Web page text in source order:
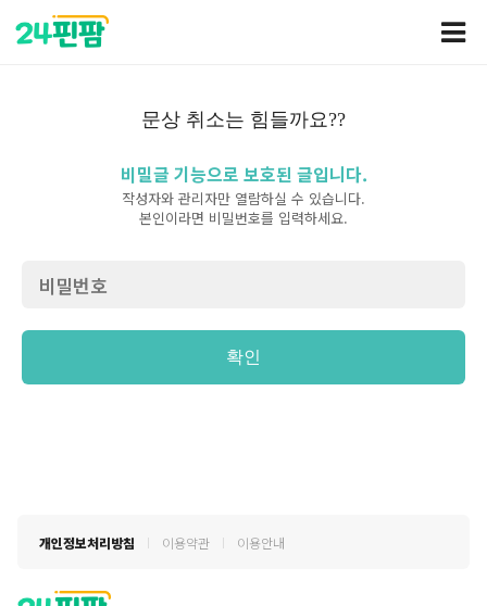
문상 취소는 힘들까요??
비밀글 기능으로 보호된 글입니다.
작성자와 관리자만 열람하실 수 있습니다.
본인이라면 비밀번호를 입력하세요.
개인정보처리방침 이용약관 이용안내